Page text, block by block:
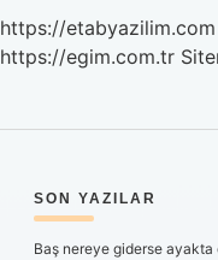
https://etabyazilim.com
https://egim.com.tr
SON YAZILAR
Baş nereye giderse